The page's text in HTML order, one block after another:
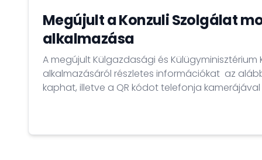
Megújult a Konzuli Szolgálat
alkalmazása
A megújult Külgazdasági és
alkalmazásáról részletes információkat az
kaphat, illetve a QR kódot telefonja